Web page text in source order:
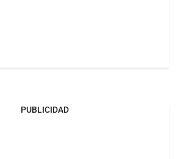
PUBLICIDAD